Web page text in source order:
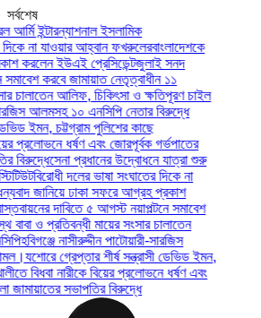
সর্বশেষ
সেনা প্রধানের উদ্বোধনে যাত্রা শুরু করল আর্মি
ইনস্টিটিউটবিরোধী দলের ভাষা সংঘাতের দিকে না যাওয়ার
ধন্যবাদ জানিয়ে ঢাকা সফরে আগ্রহ প্রকাশ করলেন ইউএই
বাস্তবায়নের দাবিতে ৫ আগস্ট নয়াপল্টনে সমাবেশ করবে
দলঅসুস্থ বাবা ও প্রতিবন্ধী মায়ের সংসার চালাতেন
এনসিপিহবিগঞ্জে নাসীরুদ্দীন পাটোয়ারী-সারজিস আলমসহ
মামল।যশোরে গ্রেপ্তার শীর্ষ সন্ত্রাসী ডেভিড ইমন,
হস্তান্তরপটুয়াখালীতে বিধবা নারীকে বিয়ের প্রলোভনে
অভিযোগে উপজেলা জামায়াতের সভাপতির বিরুদ্ধে
করল আর্মি ইন্টারন্যাশনাল ইসলামিক ইনস্টিটিউট
যাওয়ার আহ্বান ফখরুলেরবাংলাদেশকে ধন্যবাদ জানিয়ে
করলেন ইউএই প্রেসিডেন্টজুলাই সনদ বাস্তবায়নের
করবে জামায়াত নেতৃত্বাধীন ১১ দলঅসুস্থ বাবা ও
আলিফ, চিকিৎসা ও ক্ষতিপূরণ চাইল এনসিপি
আলমসহ ১০ এনসিপি নেতার বিরুদ্ধে মামল।যশোরে
চট্টগ্রাম পুলিশের কাছে হস্তান্তরপটুয়াখালীতে বিধবা
জোরপূর্বক গর্ভপাতের অভিযোগে উপজেলা জামায়াতের